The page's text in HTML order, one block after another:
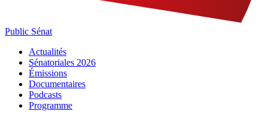
Public Sénat
Actualités
Sénatoriales 2026
Émissions
Documentaires
Podcasts
Programme